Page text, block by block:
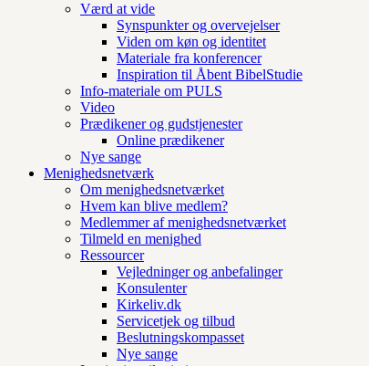
Værd at vide
Synspunkter og overvejelser
Viden om køn og identitet
Materiale fra konferencer
Inspiration til Åbent BibelStudie
Info-materiale om PULS
Video
Prædikener og gudstjenester
Online prædikener
Nye sange
Menighedsnetværk
Om menighedsnetværket
Hvem kan blive medlem?
Medlemmer af menighedsnetværket
Tilmeld en menighed
Ressourcer
Vejledninger og anbefalinger
Konsulenter
Kirkeliv.dk
Servicetjek og tilbud
Beslutningskompasset
Nye sange